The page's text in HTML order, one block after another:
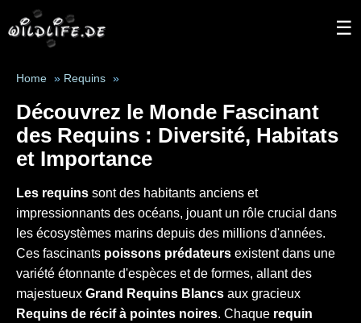
☰
Home » Requins »
Découvrez le Monde Fascinant
des Requins : Diversité, Habitats
et Importance
Les requins sont des habitants anciens et
impressionnants des océans, jouant un rôle crucial dans
les écosystèmes marins depuis des millions d'années.
Ces fascinants poissons prédateurs existent dans une
variété étonnante d'espèces et de formes, allant des
majestueux Grand Requins Blancs aux gracieux
Requins de récif à pointes noires. Chaque requin